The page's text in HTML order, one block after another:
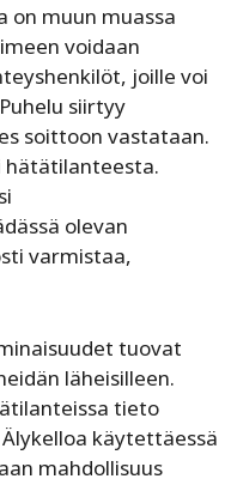
on muun muassa
voidaan
joille voi
siirtyy
soittoon vastataan.
hätätilanteesta.
olevan
varmistaa,
tuovat
läheisilleen.
tieto
käytettäessä
mahdollisuus